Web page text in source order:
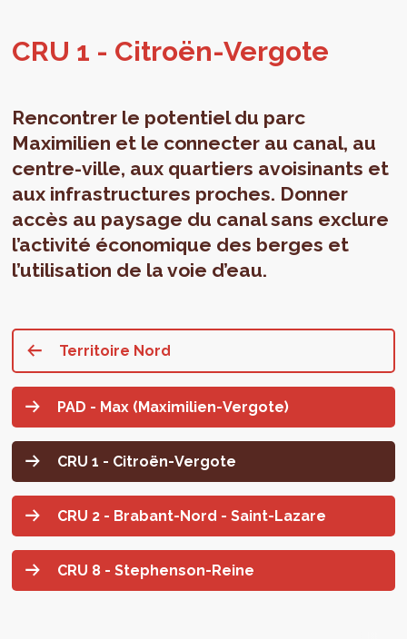
CRU 1 - Citroën-Ver­gote
Rencontrer le potentiel du parc
Maximilien et le connecter au canal, au
centre-ville, aux quartiers avoisinants et
aux infrastructures proches. Donner
accès au paysage du canal sans exclure
l’activité économique des berges et
l’utilisation de la voie d’eau.
Territoire Nord
PAD - Max (Maximilien-Vergote)
CRU 1 - Citroën-Vergote
CRU 2 - Brabant-Nord - Saint-Lazare
CRU 8 - Stephenson-Reine